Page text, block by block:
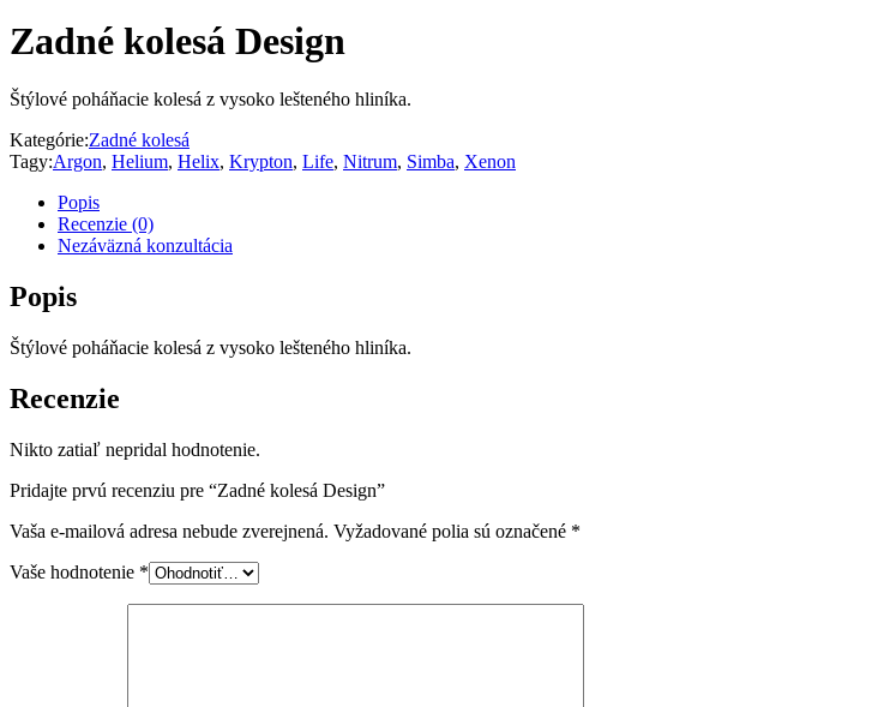
Zadné kolesá Design
Štýlové poháňacie kolesá z vysoko lešteného hliníka.
Kategórie:Zadné kolesá
Tagy:Argon, Helium, Helix, Krypton, Life, Nitrum, Simba, Xenon
Popis
Recenzie (0)
Nezáväzná konzultácia
Popis
Štýlové poháňacie kolesá z vysoko lešteného hliníka.
Recenzie
Nikto zatiaľ nepridal hodnotenie.
Pridajte prvú recenziu pre “Zadné kolesá Design”
Vaša e-mailová adresa nebude zverejnená. Vyžadované polia sú označené *
Vaše hodnotenie *